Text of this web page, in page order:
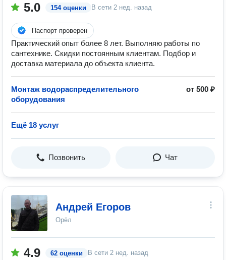
5.0 154 оценки В сети 2 нед. назад
Паспорт проверен
Практический опыт более 8 лет. Выполняю работы по
сантехнике. Скидки постоянным клиентам. Подбор и
доставка материала до объекта клиента.
Монтаж водораспределительного
оборудования
от 500 ₽
Ещё 18 услуг
Позвонить Чат
Андрей Егоров
Орёл
4.9 62 оценки В сети 2 нед. назад